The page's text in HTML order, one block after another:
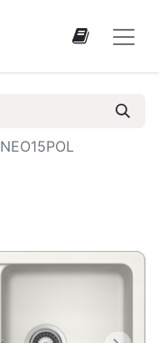
NEO15POL